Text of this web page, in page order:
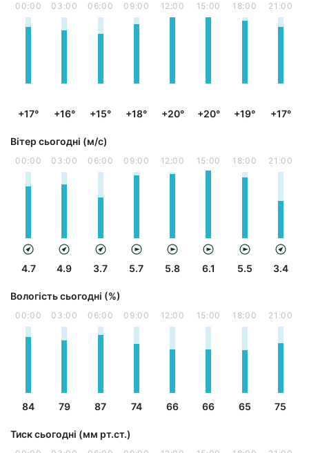
00:00
+17°
03:00
+16°
06:00
+15°
09:00
+18°
12:00
+20°
15:00
+20°
18:00
+19°
21:00
+17°
Вітер сьогодні (м/с)
00:00
4.7
03:00
4.9
06:00
3.7
09:00
5.7
12:00
5.8
15:00
6.1
18:00
5.5
21:00
3.4
Вологість сьогодні (%)
00:00
84
03:00
79
06:00
87
09:00
74
12:00
66
15:00
66
18:00
65
21:00
75
Тиск сьогодні (мм рт.ст.)